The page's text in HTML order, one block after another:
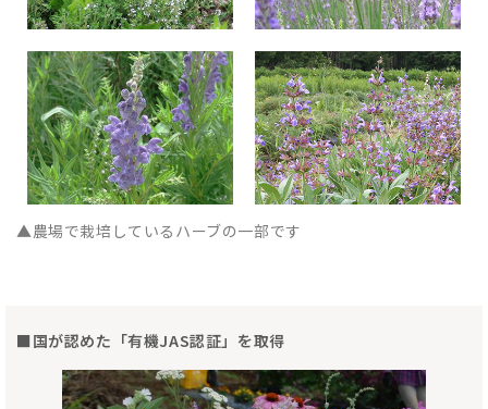
▲農場で栽培しているハーブの一部です
■国が認めた「有機JAS認証」を取得